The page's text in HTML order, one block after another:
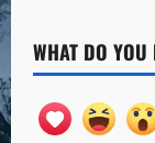
WHAT DO YOU